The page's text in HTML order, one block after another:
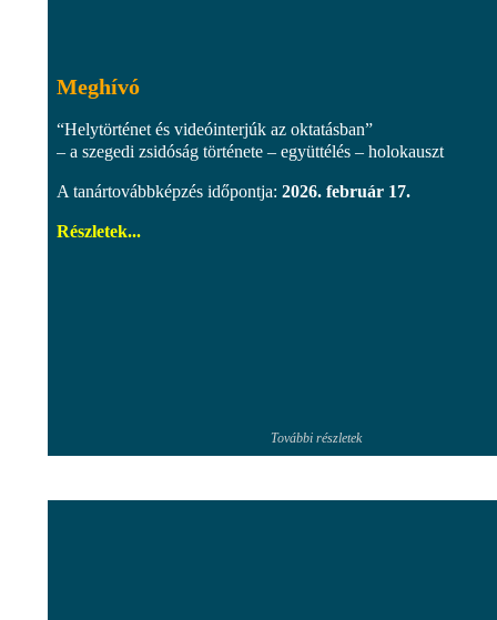
Meghívó
“Helytörténet és videóinterjúk az oktatásban”
– a szegedi zsidóság története – együttélés – holokauszt
A tanártovábbképzés időpontja: 2026. február 17.
Részletek...
További részletek